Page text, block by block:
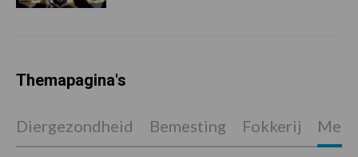
Themapagina's
Diergezondheid Bemesting Fokkerij